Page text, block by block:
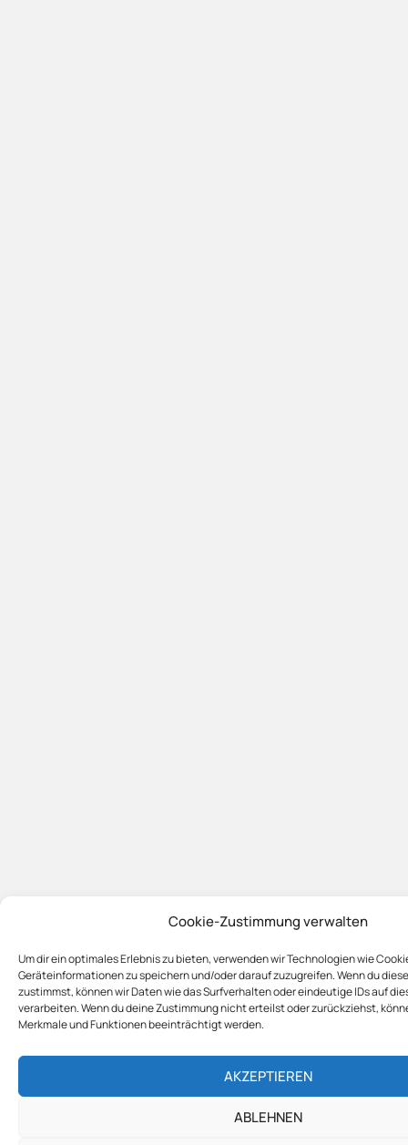
Cookie-Zustimmung verwalten
Um dir ein optimales Erlebnis zu bieten, verwenden wir Technologien wie
Geräteinformationen zu speichern und/oder darauf zuzugreifen. Wenn du
zustimmst, können wir Daten wie das Surfverhalten oder eindeutige IDs auf
verarbeiten. Wenn du deine Zustimmung nicht erteilst oder zurückziehst,
Merkmale und Funktionen beeinträchtigt werden.
AKZEPTIEREN
ABLEHNEN